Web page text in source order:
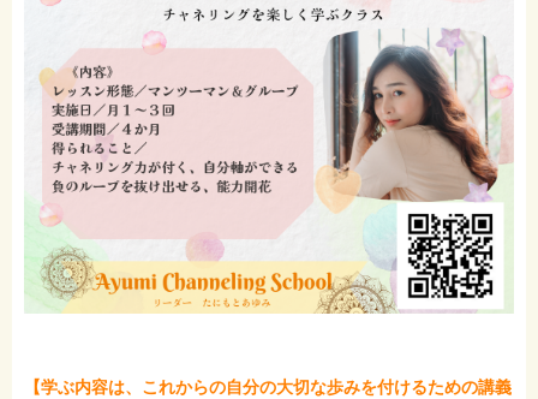
【学ぶ内容は、これからの自分の大切な歩みを付けるための講義